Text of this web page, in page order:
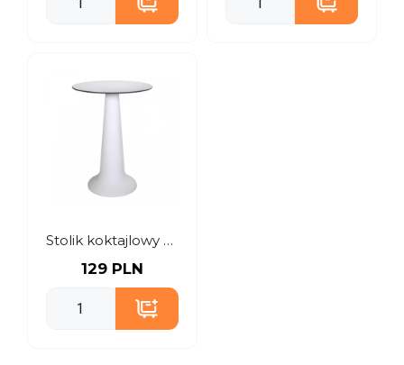
Stolik koktajlowy z podświetleniem
129 PLN